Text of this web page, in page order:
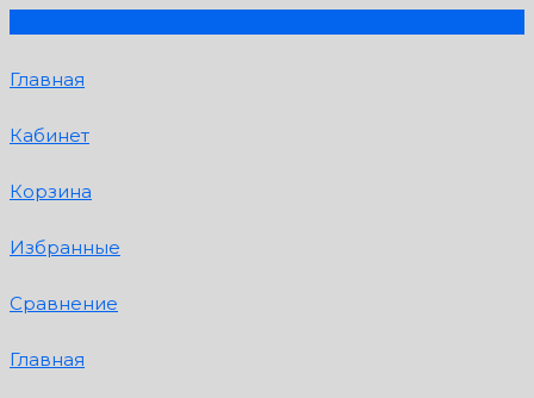
Главная
Кабинет
Корзина
Избранные
Сравнение
Главная